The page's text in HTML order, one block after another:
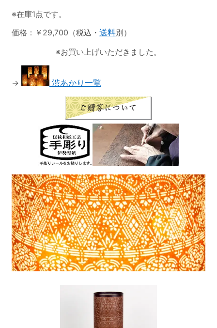
※在庫1点です。
価格：￥29,700（税込・ 送料別）
※お買い上げいただきました。
→ 渋あかり一覧